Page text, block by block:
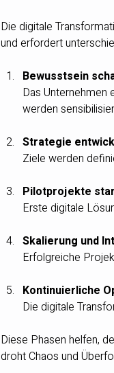
Die digitale
und erfordert
Bewusstsein
Das Unternehmen
werden
Strategie
Ziele werden
Pilotprojekte
Erste digitale
Skalierung und
Erfolgreiche
Kontinuierliche
Die digitale
Diese Phasen helfen,
droht Chaos und